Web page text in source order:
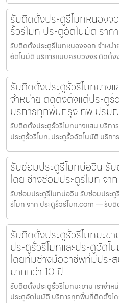
รับติดตั้งประตูรีโมทหนอง
รั้วรีโมท ประตูอัตโนมัติ ราค
รับติดตั้งประตูรีโมทหนองจอก จำหน่า
อัตโนมัติ บริการแบบครบวงจร ติดตั้ง
รับติดตั้งประตูรั้วรีโมทบาง
จำหน่าย ติดตั้งตั้งแต่ประตูรั้
บริการทุกพื้นกรุงเทพ ปริม
รับติดตั้งประตูรั้วรีโมทบางแสน บริก
ประตูรั้วรีโมท, ประตูรั้วอัตโนมัติ บริก
รับซ่อมประตูรีโมทบ่อวิน รั
โดย ช่างซ่อมประตูรีโมท จา
รับซ่อมประตูรีโมทบ่อวิน รับซ่อมประ
รีโมท จาก ประตูรั้วรีโมท.com — รับ
รับติดตั้งประตูรั้วรีโมทมะขา
ประตูรั้วรีโมทและประตูอัต
โดยทีมช่างมืออาชีพที่มีประ
มากกว่า 10 ปี
รับติดตั้งประตูรั้วรีโมทมะขาม เราจำห
ประตูอัตโนมัติ บริการทุกพื้นที่ติดตั้งโ